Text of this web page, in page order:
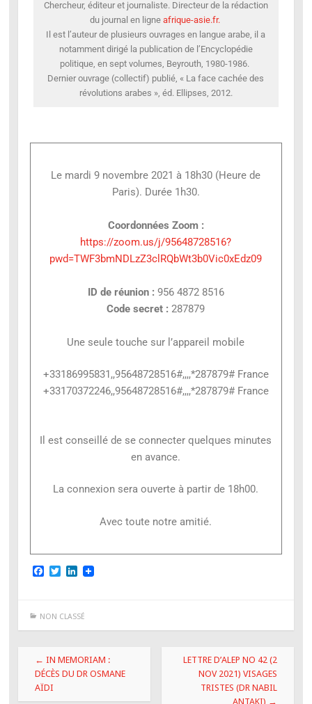
Chercheur, éditeur et journaliste. Directeur de la rédaction
du journal en ligne afrique-asie.fr.
Il est l’auteur de plusieurs ouvrages en langue arabe, il a
notamment dirigé la publication de l’Encyclopédie
politique, en sept volumes, Beyrouth, 1980-1986.
Dernier ouvrage (collectif) publié, « La face cachée des
révolutions arabes », éd. Ellipses, 2012.
Le mardi 9 novembre 2021 à 18h30 (Heure de
Paris). Durée 1h30.
Coordonnées Zoom :
https://zoom.us/j/95648728516?
pwd=TWF3bmNDLzZ3clRQbWt3b0Vic0xEdz09
ID de réunion : 956 4872 8516
Code secret : 287879
Une seule touche sur l’appareil mobile
+33186995831,,95648728516#,,,,*287879# France
+33170372246,,95648728516#,,,,*287879# France
Il est conseillé de se connecter quelques minutes
en avance.
La connexion sera ouverte à partir de 18h00.
Avec toute notre amitié.
F
b
T
t
L
e
NON CLASSÉ
← IN MEMORIAM :
DÉCÈS DU DR OSMANE
AÏDI
LETTRE D’ALEP NO 42 (2
NOV 2021) VISAGES
TRISTES (DR NABIL
ANTAKI) →